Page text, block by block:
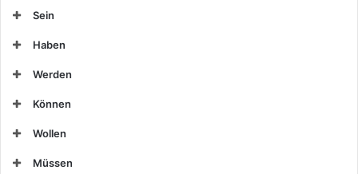
Sein
Haben
Werden
Können
Wollen
Müssen